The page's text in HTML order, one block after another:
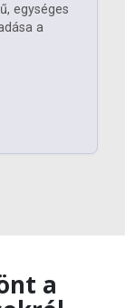
egységes
a
a